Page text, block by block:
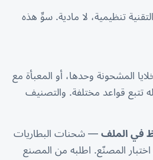
تنظيمية، لا مادية. سوِّ هذه
المشحونة وحدها، أو المعبأة مع
تتبع قواعد مختلفة. والتصنيف
في الملف — شحنات البطاريات
المصنّع. اطلبه من المصنع